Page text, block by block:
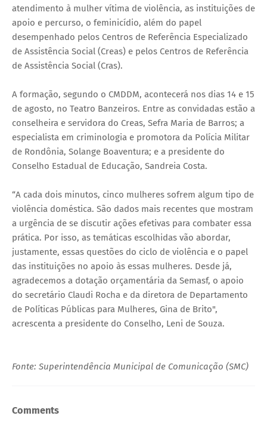
atendimento à mulher vítima de violência, as instituições de
apoio e percurso, o feminicídio, além do papel
desempenhado pelos Centros de Referência Especializado
de Assistência Social (Creas) e pelos Centros de Referência
de Assistência Social (Cras).
A formação, segundo o CMDDM, acontecerá nos dias 14 e 15
de agosto, no Teatro Banzeiros. Entre as convidadas estão a
conselheira e servidora do Creas, Sefra Maria de Barros; a
especialista em criminologia e promotora da Polícia Militar
de Rondônia, Solange Boaventura; e a presidente do
Conselho Estadual de Educação, Sandreia Costa.
“A cada dois minutos, cinco mulheres sofrem algum tipo de
violência doméstica. São dados mais recentes que mostram
a urgência de se discutir ações efetivas para combater essa
prática. Por isso, as temáticas escolhidas vão abordar,
justamente, essas questões do ciclo de violência e o papel
das instituições no apoio às essas mulheres. Desde já,
agradecemos a dotação orçamentária da Semasf, o apoio
do secretário Claudi Rocha e da diretora de Departamento
de Políticas Públicas para Mulheres, Gina de Brito",
acrescenta a presidente do Conselho, Leni de Souza.
Fonte: Superintendência Municipal de Comunicação (SMC)
Comments